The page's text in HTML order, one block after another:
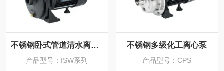
不锈钢卧式管道清水离心泵
产品型号：ISW系列
不锈钢多级化工离心泵
产品型号：CPS